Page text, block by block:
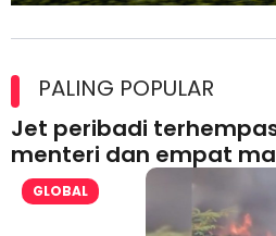
lesen separuh pertama 2026
PALING POPULAR
Jet peribadi
menteri dan empat
GLOBAL